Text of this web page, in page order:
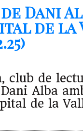
de Dani
de la
club de
Alba
de la